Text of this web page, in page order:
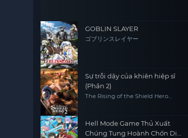
GOBLIN SLAYER
ゴブリンスレイヤー
Sự trỗi dậy của khiên hiệp sĩ
(Phần 2)
The Rising of the Shield Hero
Hell Mode Game Thủ Xuất
Chúng Tung Hoành Chốn Dị